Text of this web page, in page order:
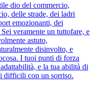
dio del commercio,
delle strade, dei ladri
emozionanti, dei
veramente un tuttofare, e
astuto,
disinvolto, e
I tuoi punti di forza
e la tua abilità di
difficili con un sorriso.